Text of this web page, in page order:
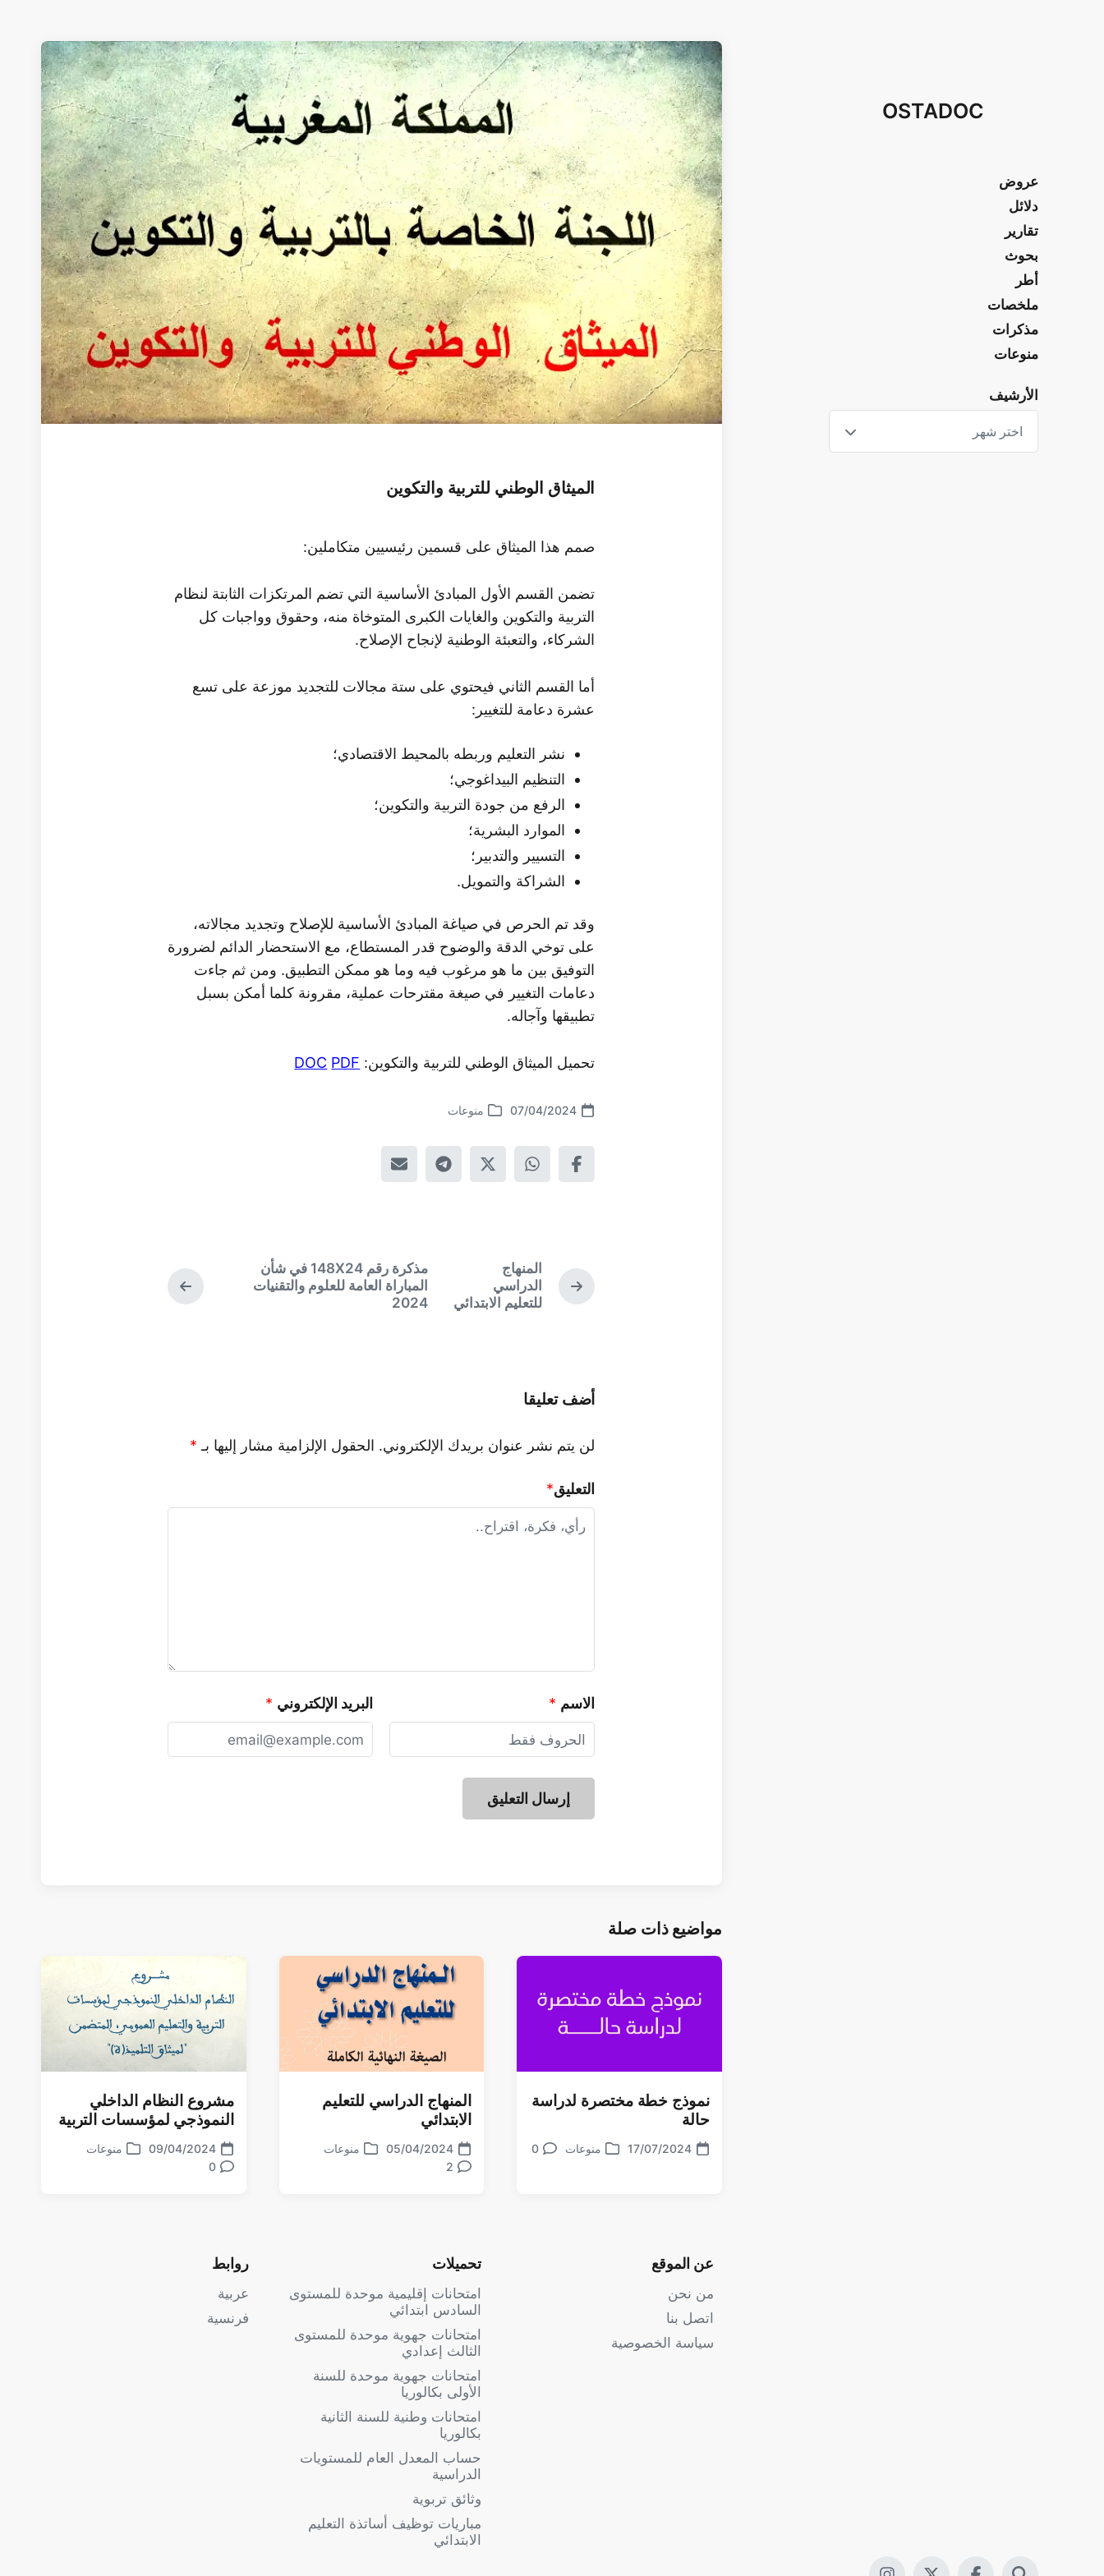
OSTADOC
عروض
دلائل
تقارير
بحوث
أطر
ملخصات
مذكرات
منوعات
الأرشيف
الميثاق الوطني للتربية والتكوين
صمم هذا الميثاق على قسمين رئيسيين متكاملين:
تضمن القسم الأول المبادئ الأساسية التي تضم المرتكزات الثابتة لنظام
التربية والتكوين والغايات الكبرى المتوخاة منه، وحقوق وواجبات كل
الشركاء، والتعبئة الوطنية لإنجاح الإصلاح.
أما القسم الثاني فيحتوي على ستة مجالات للتجديد موزعة على تسع
عشرة دعامة للتغيير:
نشر التعليم وربطه بالمحيط الاقتصادي؛
التنظيم البيداغوجي؛
الرفع من جودة التربية والتكوين؛
الموارد البشرية؛
التسيير والتدبير؛
الشراكة والتمويل.
وقد تم الحرص في صياغة المبادئ الأساسية للإصلاح وتجديد مجالاته،
على توخي الدقة والوضوح قدر المستطاع، مع الاستحضار الدائم لضرورة
التوفيق بين ما هو مرغوب فيه وما هو ممكن التطبيق. ومن ثم جاءت
دعامات التغيير في صيغة مقترحات عملية، مقرونة كلما أمكن بسبل
تطبيقها وآجاله.
تحميل الميثاق الوطني للتربية والتكوين: DOC PDF
07/04/2024 منوعات
الموضوع
المنهاج
الدراسي
للتعليم الابتدائي
الموضوع
مذكرة رقم 148X24 في شأن
المباراة العامة للعلوم والتقنيات
2024
أضف تعليقا
لن يتم نشر عنوان بريدك الإلكتروني. الحقول الإلزامية مشار إليها بـ *
التعليق*
الاسم * البريد الإلكتروني *
مواضيع ذات صلة
نموذج خطة مختصرة لدراسة
حالة
تاريخ17/07/2024
نشرمنوعات 0
المنهاج الدراسي للتعليم
الابتدائي
تاريخ
05/04/2024
نشر
منوعات
2
مشروع النظام الداخلي
النموذجي لمؤسسات التربية
والتعليم العمومي
تاريخ
الموضوع
09/04/2024
نشرمنوعات
0
عن الموقع
من نحن
اتصل بنا
سياسة الخصوصية
تحميلات
امتحانات إقليمية موحدة للمستوى
السادس ابتدائي
امتحانات جهوية موحدة للمستوى
الثالث إعدادي
امتحانات جهوية موحدة للسنة
الأولى بكالوريا
امتحانات وطنية للسنة الثانية
بكالوريا
حساب المعدل العام للمستويات
الدراسية
وثائق تربوية
مباريات توظيف أساتذة التعليم
الابتدائي
روابط
عربية
فرنسية